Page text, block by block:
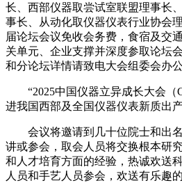
长、西部仪器取尝试室联盟理事长
事长、从动化取仪器仪表行业协会
届论坛会议免收会务费，食宿及交
关单元、企业支撑并深度参取论坛
和分论坛详情请致电大会组委会办
“2025中国仪器立异成长大会（
进我国西部及全国仪器仪表新质出
会议将邀请到几十位院士和出名
讲或参会，取会人员将交换根本研
和人才培育方面的经验，热诚欢送
人员和手艺人员参会，欢送有乐趣